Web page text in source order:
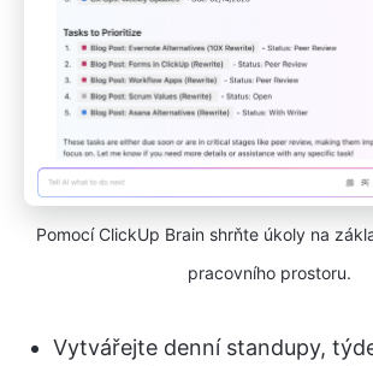
Pomocí ClickUp Brain shrňte úkoly na
pracovního prostoru.
Vytvářejte denní standupy,